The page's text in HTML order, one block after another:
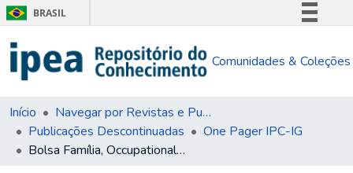
BRASIL
Comunica BR
Legislação
Comunidades & Coleções
Início
Navegar por Revistas e Publicações Seriadas
Publicações Descontinuadas
One Pager IPC-IG
Bolsa Família, Occupational Choice and Informality in Brazil